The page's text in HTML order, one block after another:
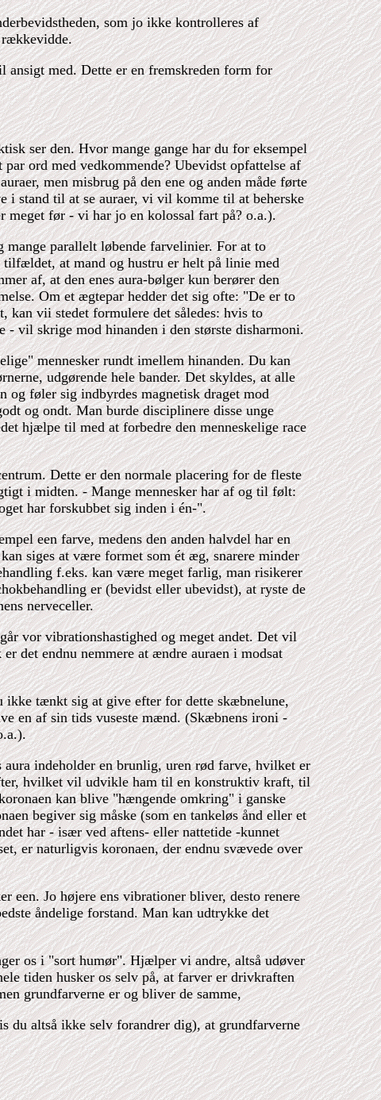
som jo ikke kontrolleres af
rækkevidde.
ansigt med. Dette er en fremskreden form for
ser den. Hvor mange gange har du for eksempel
ord med vedkommende? Ubevidst opfattelse af
men misbrug på den ene og anden måde førte
i stand til at se auraer, vi vil komme til at beherske
før - vi har jo en kolossal fart på? o.a.).
mange parallelt løbende farvelinier. For at to
at mand og hustru er helt på linie med
af, at den enes aura-bølger kun berører den
Om et ægtepar hedder det sig ofte: "De er to
kan vii stedet formulere det således: hvis to
- vil skrige mod hinanden i den største disharmoni.
mennesker rundt imellem hinanden. Du kan
udgørende hele bander. Det skyldes, at alle
og føler sig indbyrdes magnetisk draget mod
og ondt. Man burde disciplinere disse unge
hjælpe til med at forbedre den menneskelige race
Dette er den normale placering for de fleste
i midten. - Mange mennesker har af og til følt:
har forskubbet sig inden i én-".
een farve, medens den anden halvdel har en
siges at være formet som ét æg, snarere minder
f.eks. kan være meget farlig, man risikerer
er (bevidst eller ubevidst), at ryste de
nerveceller.
vor vibrationshastighed og meget andet. Det vil
det endnu nemmere at ændre auraen i modsat
ikke tænkt sig at give efter for dette skæbnelune,
en af sin tids vuseste mænd. (Skæbnens ironi -
indeholder en brunlig, uren rød farve, hvilket er
hvilket vil udvikle ham til en konstruktiv kraft, til
kan blive "hængende omkring" i ganske
begiver sig måske (som en tankeløs ånd eller et
har - især ved aftens- eller nattetide -kunnet
er naturligvis koronaen, der endnu svævede over
een. Jo højere ens vibrationer bliver, desto renere
åndelige forstand. Man kan udtrykke det
os i "sort humør". Hjælper vi andre, altså udøver
tiden husker os selv på, at farver er drivkraften
grundfarverne er og bliver de samme,
altså ikke selv forandrer dig), at grundfarverne